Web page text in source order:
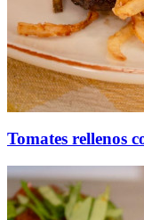
Tomates rellenos